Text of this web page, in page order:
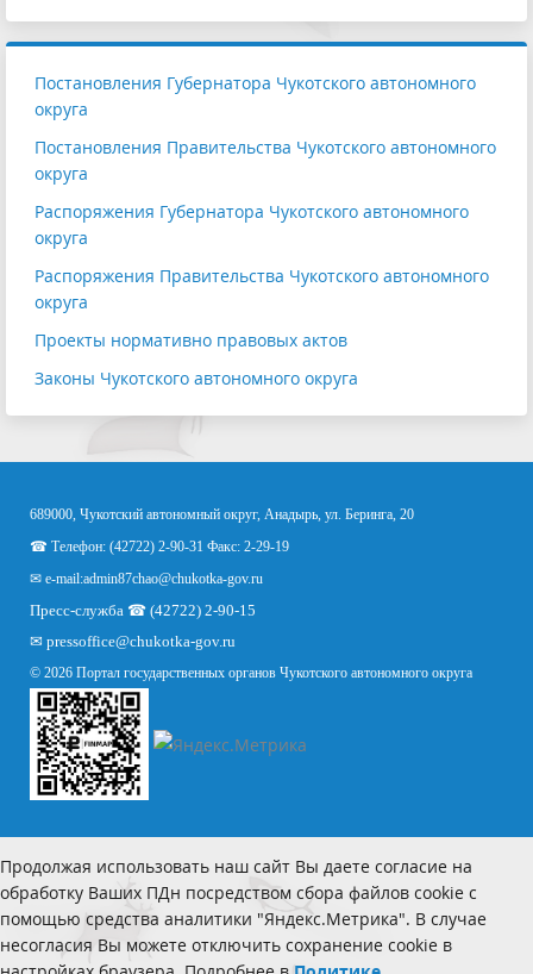
Постановления Губернатора Чукотского автономного
округа
Постановления Правительства Чукотского автономного
округа
Распоряжения Губернатора Чукотского автономного
округа
Распоряжения Правительства Чукотского автономного
округа
Проекты нормативно правовых актов
Законы Чукотского автономного округа
689000, Чукотский автономный округ, Анадырь, ул. Беринга, 20
☎ Телефон: (42722) 2-90-31 Факс: 2-29-19
✉ e-mail:admin87chao@chukotka-gov.ru
Пресс-служба ☎ (42722) 2-90-15
✉ pressoffice@chukotka-gov.ru
© 2026 Портал государственных органов Чукотского автономного округа
Продолжая использовать наш сайт Вы даете согласие на
обработку Ваших ПДн посредством сбора файлов cookie с
помощью средства аналитики "Яндекс.Метрика". В случае
несогласия Вы можете отключить сохранение cookie в